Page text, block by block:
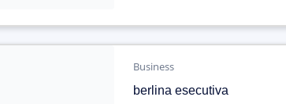
Business
berlina esecutiva